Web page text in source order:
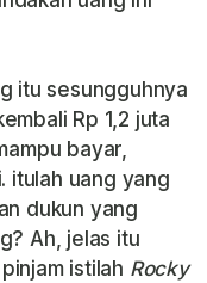
itu sesungguhnya
Rp 1,2 juta
bayar,
itulah uang yang
dukun yang
Ah, jelas itu
istilah Rocky